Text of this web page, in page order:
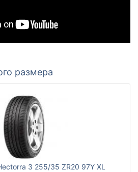
размера
3 255/35 ZR20 97Y XL